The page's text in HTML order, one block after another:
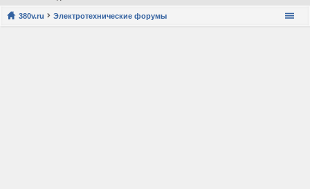
380v.ru Электротехнические форумы